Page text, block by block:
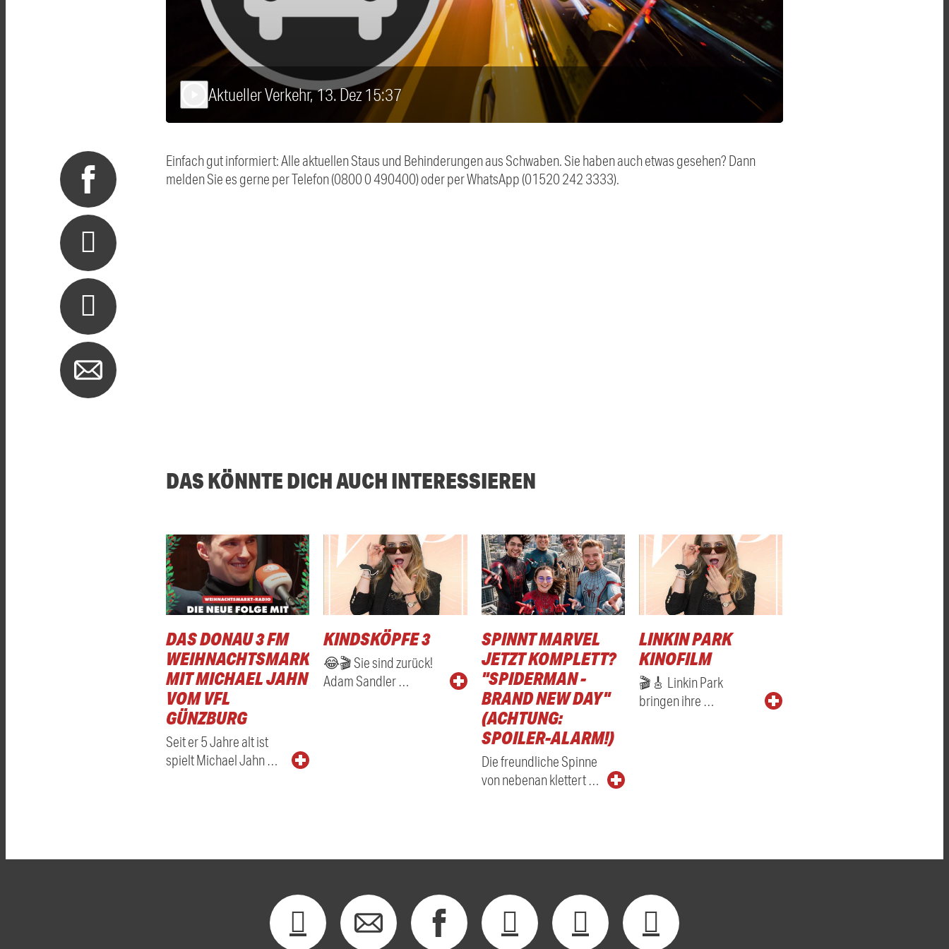
Aktueller Verkehr, 13. Dez 15:37
Einfach gut informiert: Alle aktuellen Staus und Behinderungen aus Schwaben. Sie haben auch etwas gesehen? Dann
melden Sie es gerne per Telefon (0800 0 490400) oder per WhatsApp (01520 242 3333).
DAS KÖNNTE DICH AUCH INTERESSIEREN
DAS DONAU 3 FM
WEIHNACHTSMARKTRADIO
MIT MICHAEL JAHN
VOM VFL
GÜNZBURG
Seit er 5 Jahre alt ist
spielt Michael Jahn …
KINDSKÖPFE 3
😂🎬 Sie sind zurück!
Adam Sandler …
SPINNT MARVEL
JETZT KOMPLETT?
"SPIDERMAN -
BRAND NEW DAY"
(ACHTUNG:
SPOILER-ALARM!)
Die freundliche Spinne
von nebenan klettert …
LINKIN PARK
KINOFILM
🎬🎸 Linkin Park
bringen ihre …